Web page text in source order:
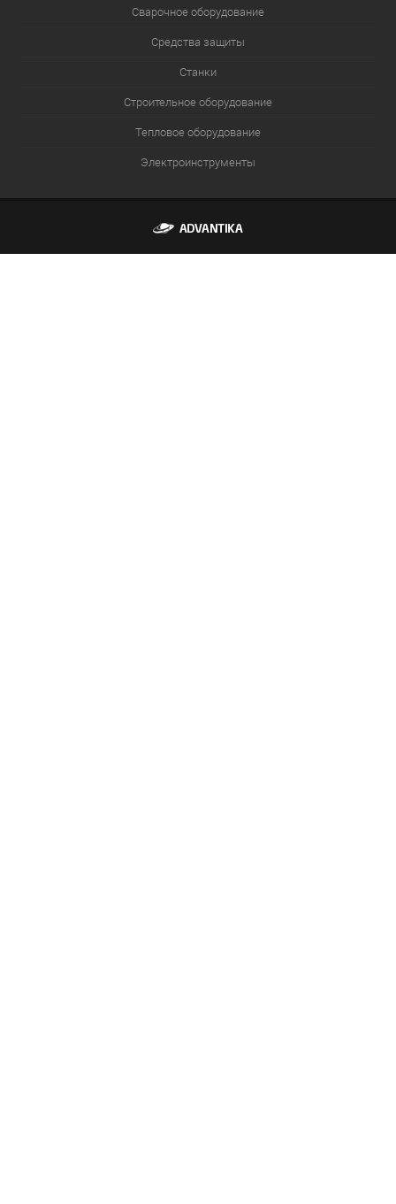
Сварочное оборудование
Средства защиты
Станки
Строительное оборудование
Тепловое оборудование
Электроинструменты